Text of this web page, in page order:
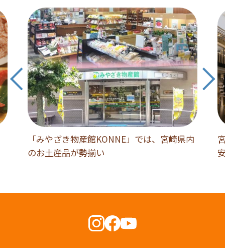
「みやざき物産館KONNE」では、宮崎県内
のお土産品が勢揃い